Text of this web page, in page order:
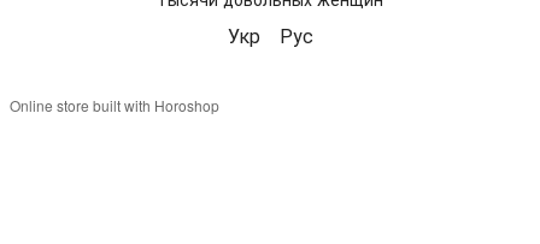
Укр Рус
Online store built with Horoshop